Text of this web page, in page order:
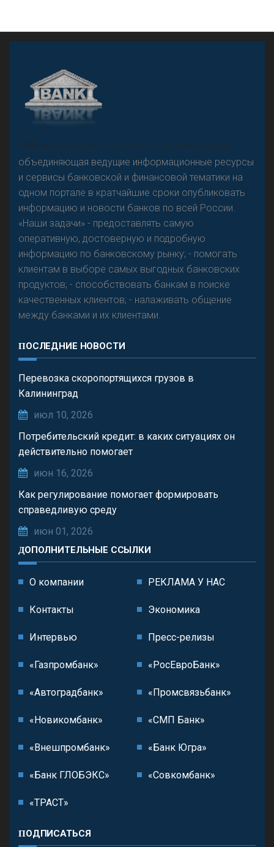
Резкого разворота на рынке автокредитов не
предвидится - «Интервью»
«Н
овости Банков России» – группа компаний,
объединяющая ведущие информационные ресурсы
и сервисы банковской и финансовой тематики на
одном портале в кратчайшие сроки опубликовать
информацию и новости банков по всей России.
«Наши задачи» - предоставлять самую
оперативную, достоверную и подробную
информацию по банковскому рынку; - помогать
клиентам в выборе самых выгодных банковских
продуктов; - способствовать банкам в поиске
качественных клиентов; - налаживать общение
между банками и их клиентами.
ПОСЛЕДНИЕ НОВОСТИ
Перевозка скоропортящихся грузов в
Калининград
июл 10, 2026
Потребительский кредит: в каких ситуациях он
действительно помогает
июн 16, 2026
Как регулирование помогает формировать
справедливую среду
июн 01, 2026
ДОПОЛНИТЕЛЬНЫЕ ССЫЛКИ
О компании РЕКЛАМА У НАС
Контакты Экономика
Интервью Пресс-релизы
«Газпромбанк» «РосЕвроБанк»
«Автоградбанк» «Промсвязьбанк»
«Новикомбанк» «СМП Банк»
«Внешпромбанк» «Банк Югра»
«Банк ГЛОБЭКС» «Совкомбанк»
«ТРАСТ»
ПОДПИСАТЬСЯ